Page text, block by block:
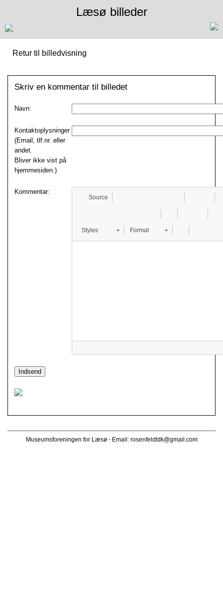
Læsø billeder
Retur til billedvisning
Skriv en kommentar til billedet
Navn:
Kontaktoplysninger
(Email, tlf.nr. eller
andet.
Bliver ikke vist på
hjemmesiden.)
Kommentar:
Source
Styles Format
Museumsforeningen for Læsø - Email: rosenfeldtdk@gmail.com